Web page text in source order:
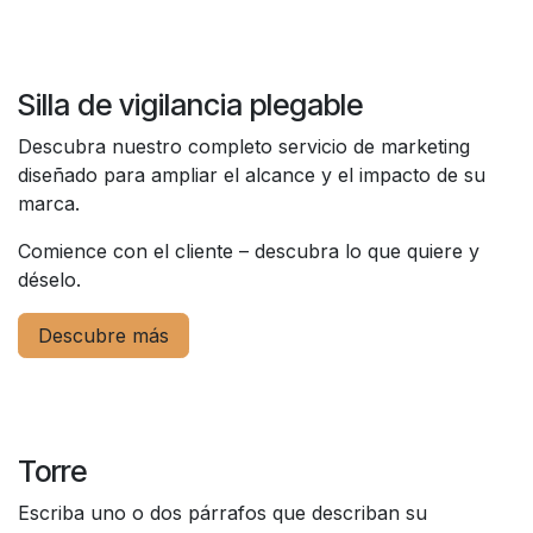
Silla de vigilancia plegable
Descubra nuestro completo servicio de marketing
diseñado para ampliar el alcance y el impacto de su
marca.
Comience con el cliente – descubra lo que quiere y
déselo.
Descubre más
Torre
Escriba uno o dos párrafos que describan su